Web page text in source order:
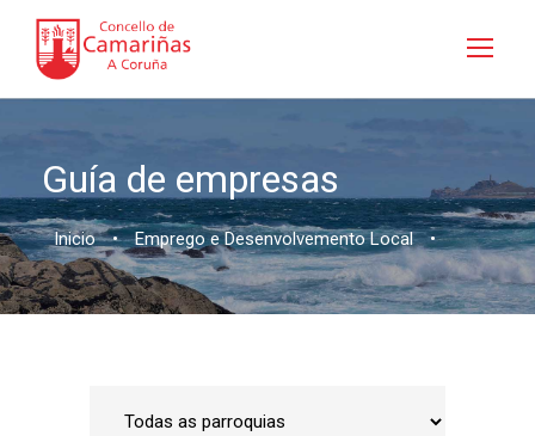
Guía de empresas
Inicio • Emprego e Desenvolvemento Local •